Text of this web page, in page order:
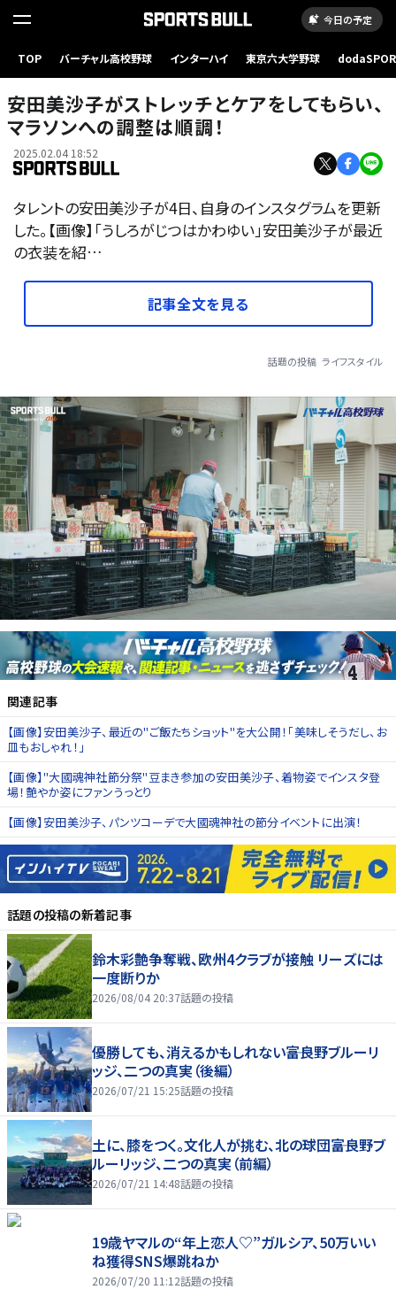
今日の予定
TOP バーチャル高校野球 インターハイ 東京六大学野球
安田美沙子がストレッチとケアをしてもらい、
マラソンへの調整は順調！
2025.02.04 18:52
タレントの安田美沙子が4日、自身のインスタグラムを更新
した。【画像】「うしろがじつはかわゆい」安田美沙子が最近
の衣装を紹…
記事全文を見る
話題の投稿 ライフスタイル
関連記事
【画像】安田美沙子、最近の"ご飯たちショット"を大公開！「美味しそうだし、お
皿もおしゃれ！」
【画像】"大國魂神社節分祭"豆まき参加の安田美沙子、着物姿でインスタ登
場！艶やか姿にファンうっとり
【画像】安田美沙子、パンツコーデで大國魂神社の節分イベントに出演！
話題の投稿の新着記事
鈴木彩艶争奪戦、欧州4クラブが接触 リーズには
一度断りか
2026/08/04 20:37話題の投稿
優勝しても、消えるかもしれない――富良野ブルーリ
ッジ、二つの真実（後編）
2026/07/21 15:25話題の投稿
土に、膝をつく。文化人が挑む、北の球団――富良野ブ
ルーリッジ、二つの真実（前編）
2026/07/21 14:48話題の投稿
19歳ヤマルの“年上恋人♡”ガルシア、50万いい
ね獲得SNS爆跳ねか
2026/07/20 11:12話題の投稿